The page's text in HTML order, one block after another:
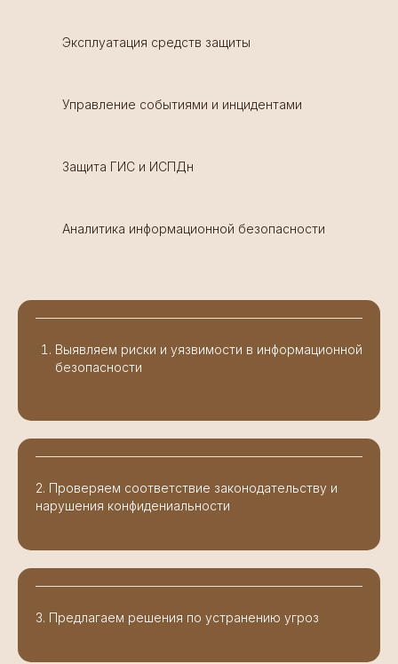
Эксплуатация средств защиты
Управление событиями и инцидентами
Защита ГИС и ИСПДн
Аналитика информационной безопасности
Выявляем риски и уязвимости в информационной
безопасности
2. Проверяем соответствие законодательству и
нарушения конфидениальности
3. Предлагаем решения по устранению угроз